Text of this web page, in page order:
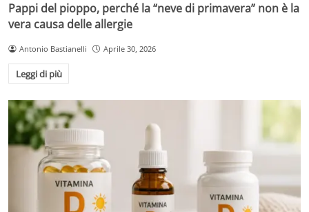
Pappi del pioppo, perché la “neve di primavera” non è la
vera causa delle allergie
Antonio Bastianelli Aprile 30, 2026
Leggi di più